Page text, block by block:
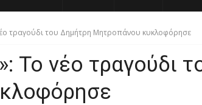
τραγούδι του Δημήτρη Μητροπάνου κυκλοφόρησε
Το νέο τραγούδι